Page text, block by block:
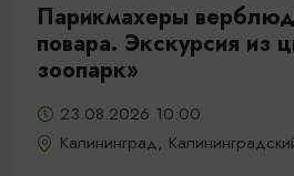
Парикмахеры
повара. Экскурсия из
зоопарк»
23.08.2026 10:00
Калининград,